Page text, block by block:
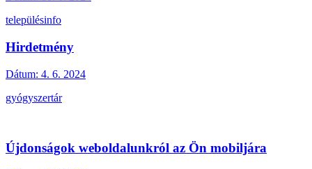
településinfo
Hirdetmény
Dátum: 4. 6. 2024
gyógyszertár
Újdonságok weboldalunkról az Ön mobiljára